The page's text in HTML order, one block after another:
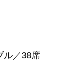
ル／38席